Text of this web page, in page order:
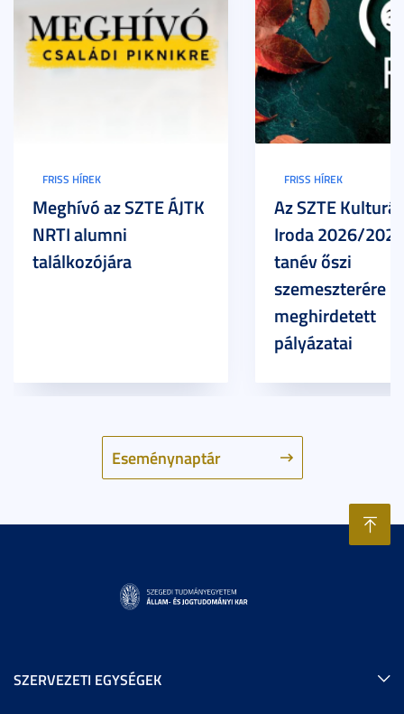
Eseménynaptár
FRISS HÍREK
Meghívó az SZTE ÁJTK
NRTI alumni
találkozójára
FRISS HÍREK
Az SZTE
Iroda 2026/
tanév őszi
szemeszterére
meghirdetett
pályázatai
SZERVEZETI EGYSÉGEK